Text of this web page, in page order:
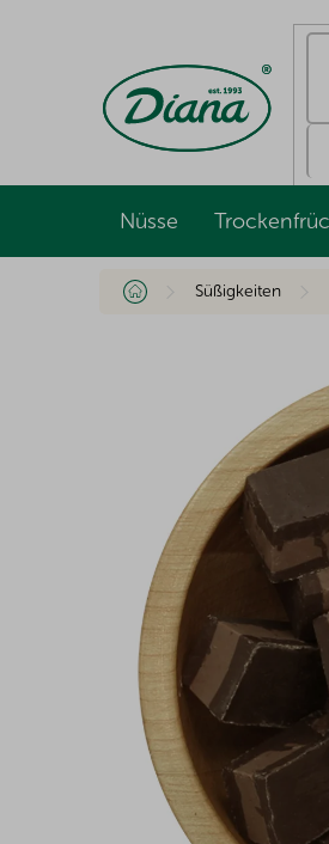
Nüsse
StartseiteSüßigkeiten